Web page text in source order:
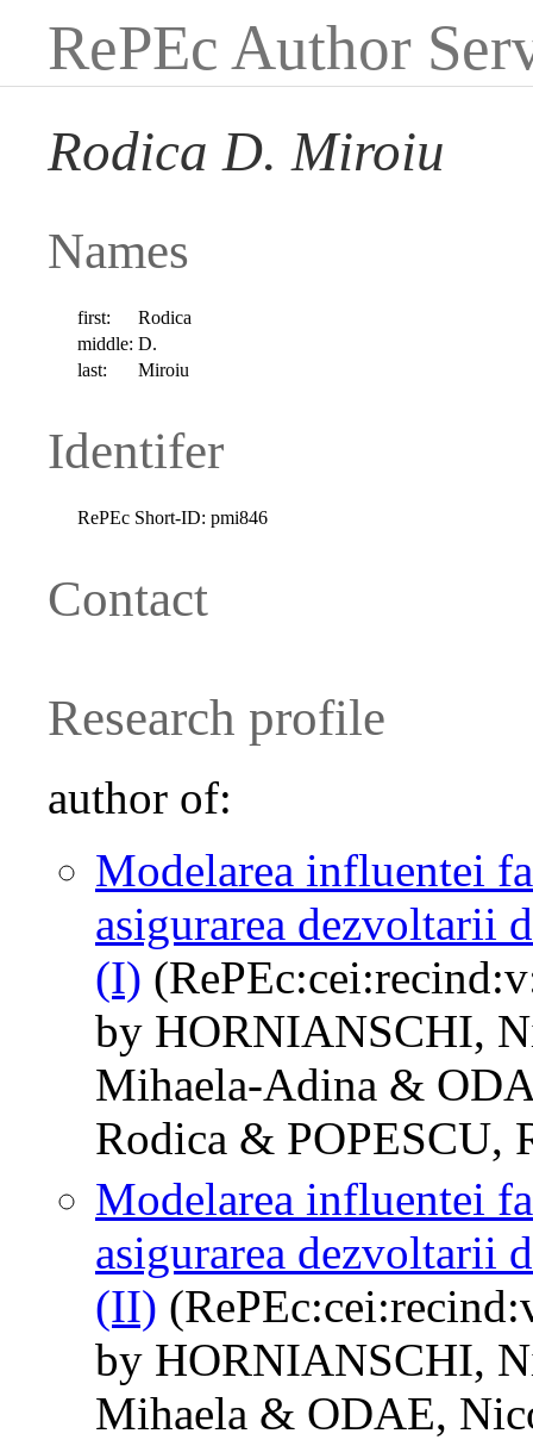
RePEc Author
Rodica D. Miroiu
Names
first:
Rodica
middle: D.
last:
Miroiu
Identifer
RePEc Short-ID: pmi846
Contact
Research profile
author of:
Modelarea influentei
asigurarea dezvoltarii
(I)
by HORNIANSCHI,
Mihaela-Adina &
Rodica & POPESCU,
Modelarea influentei
asigurarea dezvoltarii
(II)
by HORNIANSCHI,
Mihaela & ODAE,